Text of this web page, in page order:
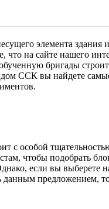
элемента
на сайте нашего
бригады
ССК вы найдете
с особой
чтобы подобрать
если вы
данным предложением,